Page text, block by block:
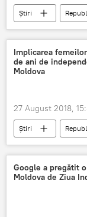
Știri
Moldova
Implicarea
de ani de
Moldova
27 August 2018,
Știri
Societate
Buliga Valentina
Independența
Google a pregătit
Moldova de Ziua